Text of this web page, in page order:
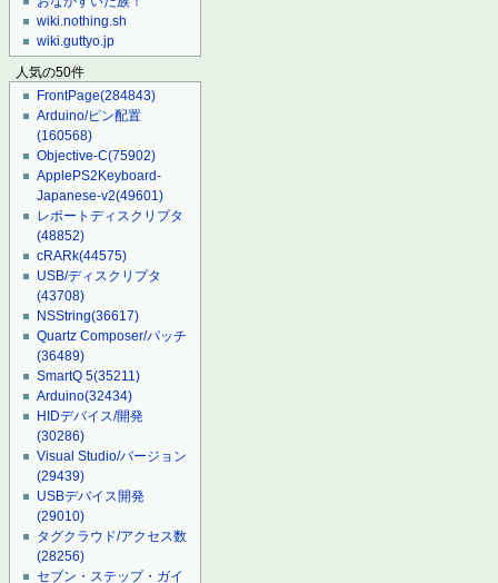
wiki.nothing.sh
wiki.guttyo.jp
人気の50件
FrontPage(284843)
Arduino/ピン配置
(160568)
Objective-C(75902)
ApplePS2Keyboard-
Japanese-v2(49601)
レポートディスクリプタ
(48852)
cRARk(44575)
USB/ディスクリプタ
(43708)
NSString(36617)
Quartz Composer/パッチ
(36489)
SmartQ 5(35211)
Arduino(32434)
HIDデバイス/開発
(30286)
Visual Studio/バージョン
(29439)
USBデバイス開発
(29010)
タグクラウド/アクセス数
(28256)
セブン・ステップ・ガイ